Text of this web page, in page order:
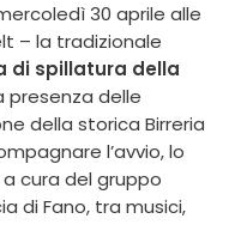
30 aprile alle
– la tradizionale
di spillatura della
presenza delle
della storica Birreria
l’avvio, lo
a cura del gruppo
di Fano, tra musici,